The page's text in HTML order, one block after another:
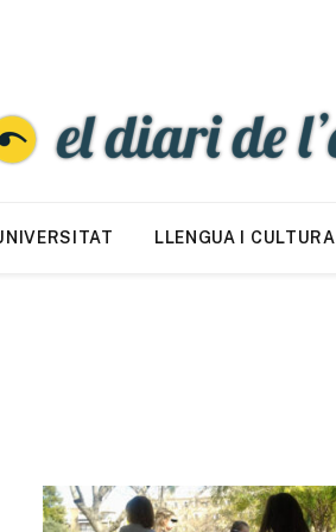
LLENGUA I CULTURA